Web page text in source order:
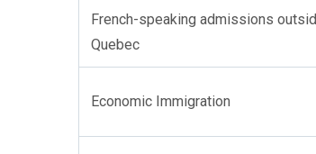
French-speaking admissions
Quebec
Economic Immigration